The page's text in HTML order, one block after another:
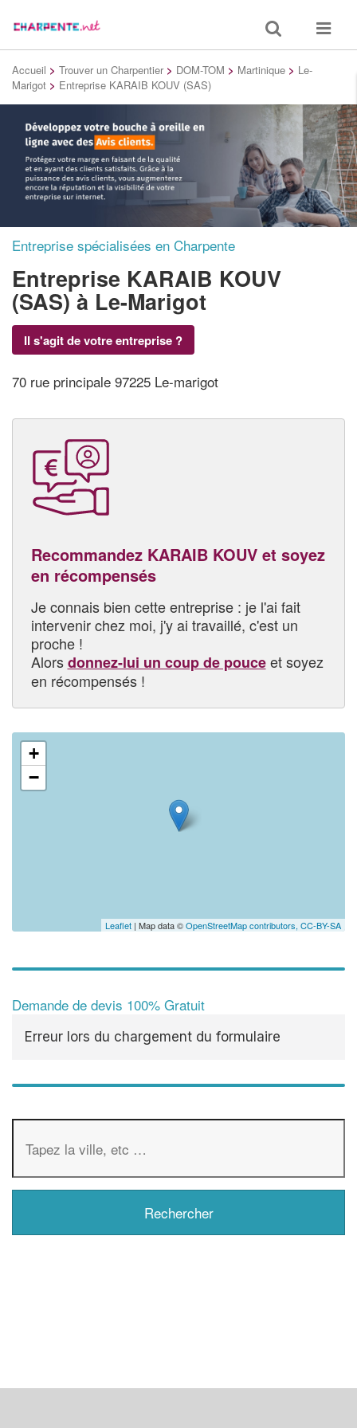
Toggle
search
Toggle
Accueil > Trouver un Charpentier > DOM-TOM > Martinique > Le-
Marigot > Entreprise KARAIB KOUV (SAS)
Entreprise spécialisées en Charpente
Entreprise KARAIB KOUV
(SAS)à Le-Marigot
Il s'agit de votre entreprise ?
70 rue principale 97225 Le-marigot
Recommandez KARAIB KOUV et soyez
en récompensés
Je connais bien cette entreprise : je l'ai fait
intervenir chez moi, j'y ai travaillé, c'est un
proche !
Alorsdonnez-lui un coup de pouceet soyez
en récompensés !
+
−
Leaflet | Map data ©OpenStreetMap contributors, CC-BY-SA
Demande de devis 100% Gratuit
Erreur lors du chargement du formulaire